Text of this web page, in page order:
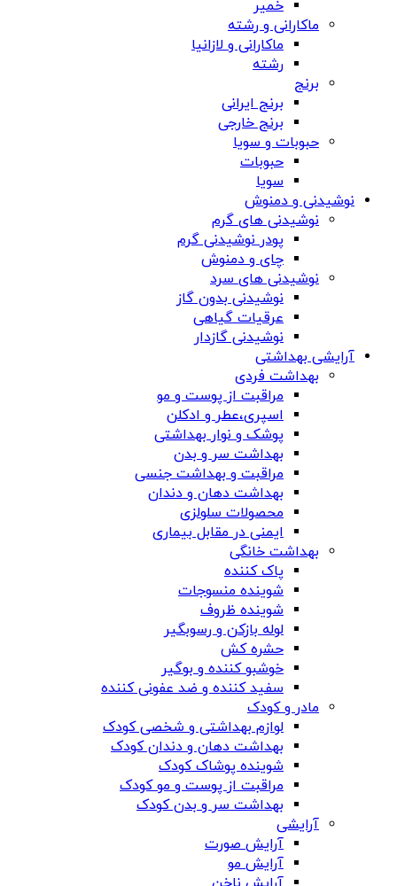
خمیر
ماکارانی و رشته
ماکارانی و لازانیا
رشته
برنج
برنج ایرانی
برنج خارجی
حبوبات و سویا
حبوبات
سویا
نوشیدنی و دمنوش
نوشیدنی های گرم
پودر نوشیدنی گرم
چای و دمنوش
نوشیدنی های سرد
نوشیدنی بدون گاز
عرقیات گیاهی
نوشیدنی گازدار
آرایشی بهداشتی
بهداشت فردی
مراقبت از پوست و مو
اسپری،عطر و ادکلن
پوشک و نوار بهداشتی
بهداشت سر و بدن
مراقبت و بهداشت جنسی
بهداشت دهان و دندان
محصولات سلولزی
ایمنی در مقابل بیماری
بهداشت خانگی
پاک کننده
شوینده منسوجات
شوینده ظروف
لوله بازکن و رسوبگیر
حشره کش
خوشبو کننده و بوگیر
سفید کننده و ضد عفونی کننده
مادر و کودک
لوازم بهداشتی و شخصی کودک
بهداشت دهان و دندان کودک
شوینده پوشاک کودک
مراقبت از پوست و مو کودک
بهداشت سر و بدن کودک
آرایشی
آرایش صورت
آرایش مو